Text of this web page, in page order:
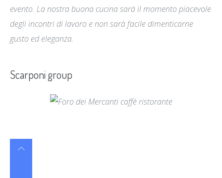
evento. La nostra buona cucina sarà il momento piacevole
degli incontri di lavoro e non sarà facile dimenticarne
gusto ed eleganza.
Scarponi group
immagini fondo